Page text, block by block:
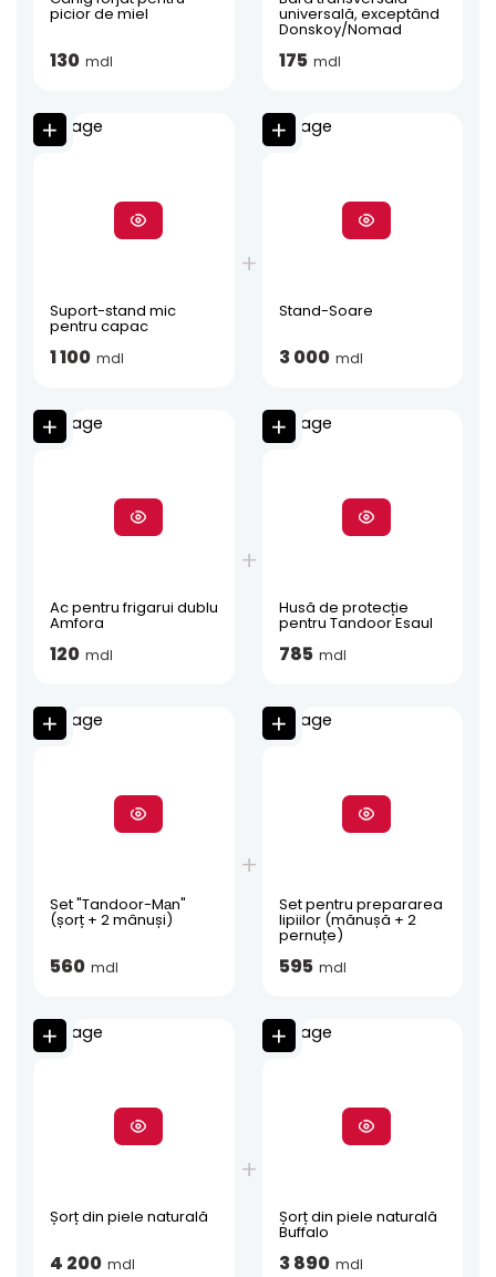
picior de miel
130 mdl
universală, exceptând
Donskoy/Nomad
175 mdl
Suport-stand mic
pentru capac
1 100 mdl
Stand-Soare
3 000 mdl
Ac pentru frigarui dublu
Amfora
120 mdl
Husă de protecție
pentru Tandoor Esaul
785 mdl
Set "Tandoor-Mаn"
(șorț + 2 mânuși)
560 mdl
Set pentru prepararea
lipiilor (mănușă + 2
pernuțe)
595 mdl
Șorț din piele naturală
4 200 mdl
Șorț din piele naturală
Buffalo
3 890 mdl